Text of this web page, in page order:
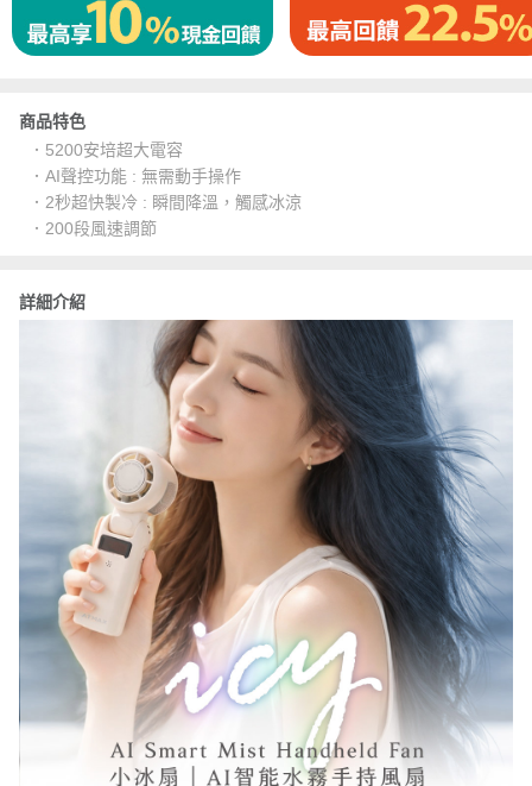
商品特色
．5200安培超大電容
．AI聲控功能 : 無需動手操作
．2秒超快製冷 : 瞬間降溫，觸感冰涼
．200段風速調節
詳細介紹